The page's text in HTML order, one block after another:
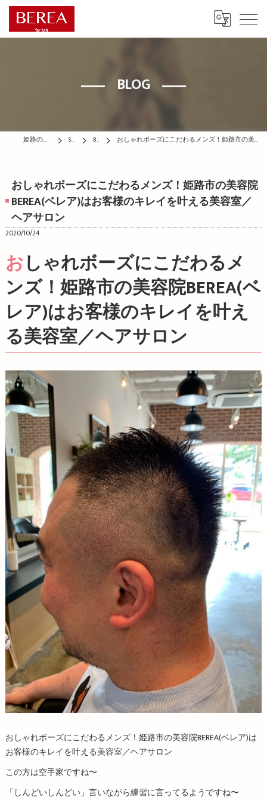
BLOG
姫路の美容院はBEREA STAFF BLOG おしゃれボーズにこだわるメンズ！姫路市の美容院BEREA(ベレア)はお客様のキレイを叶える美容室／ヘアサロン
おしゃれボーズにこだわるメンズ！姫路市の美容院
BEREA(ベレア)はお客様のキレイを叶える美容室／
ヘアサロン
2020/10/24
おしゃれボーズにこだわるメ
ンズ！姫路市の美容院BEREA(ベ
レア)はお客様のキレイを叶え
る美容室／ヘアサロン
おしゃれボーズにこだわるメンズ！姫路市の美容院BEREA(ベレア)は
お客様のキレイを叶える美容室／ヘアサロン
この方は空手家ですね〜
「しんどいしんどい」言いながら練習に言ってるようですね〜